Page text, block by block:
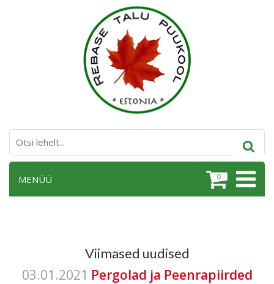
0
MENÜÜ
Viimased uudised
03.01.2021 Pergolad ja Peenrapiirded